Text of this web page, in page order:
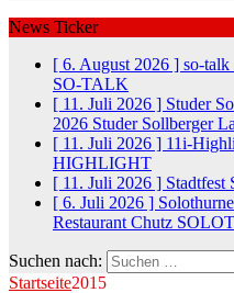
News Ticker
[ 6. August 2026 ] so-talk
SO-TALK
[ 11. Juli 2026 ] Studer
2026 Studer Sollberger
[ 11. Juli 2026 ] 11i-
HIGHLIGHT
[ 11. Juli 2026 ] Stadtfest
[ 6. Juli 2026 ]
Restaurant Chutz
Suchen nach:
Startseite2015